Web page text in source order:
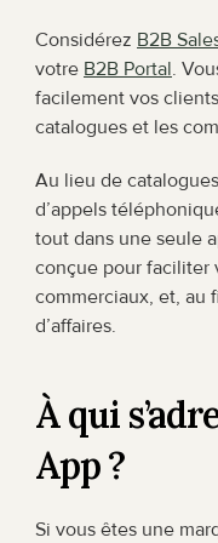
Considérez B2B
votre B2B Portal.
facilement vos
catalogues et les
Au lieu de
d’appels
tout dans une seule
conçue pour faciliter
commerciaux, et, au
d’affaires.
À qui
App ?
Si vous êtes une